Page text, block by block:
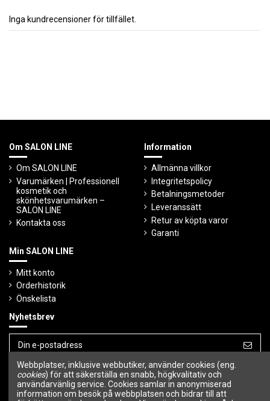
Inga kundrecensioner för tillfället.
Om SALON LINE
Om SALON LINE
Varumärken | Professionell
kosmetik och
skönhetsvarumärken –
SALON LINE
Kontakta oss
Information
Allmänna villkor
Integritetspolicy
Betalningsmetoder
Leveranssätt
Retur av köpta varor
Garanti
Min SALON LINE
Mitt konto
Orderhistorik
Önskelista
Nyhetsbrev
Du kan avbryta prenumerationen när som
helst.
Följ oss
Webbplatser, inklusive webbutiker, använder cookies (eng.
cookies) för att säkerställa en snabb, högkvalitativ och
användarvänlig service. Cookies samlar in anonymiserad
information om besök på webbplatsen och bidrar till att